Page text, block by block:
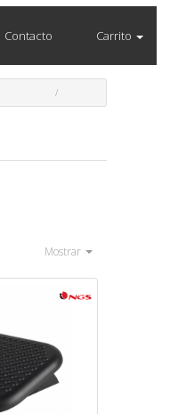
Contacto Carrito
Mostrar